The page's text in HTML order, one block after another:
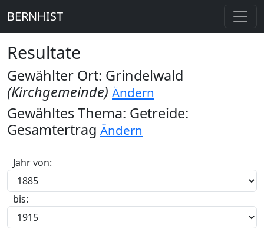
BERNHIST
Resultate
Gewählter Ort: Grindelwald
(Kirchgemeinde) Ändern
Gewähltes Thema: Getreide:
Gesamtertrag Ändern
Jahr von:
bis: